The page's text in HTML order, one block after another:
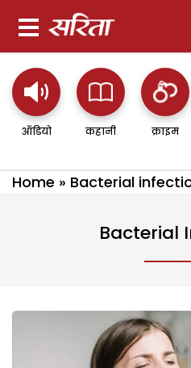
ऑडियो कहानी क्राइम
Home » Bacterial
Bacterial